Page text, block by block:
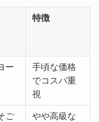
特徴
ー
手頃な価格
でコスパ重
視
ご
やや高級な